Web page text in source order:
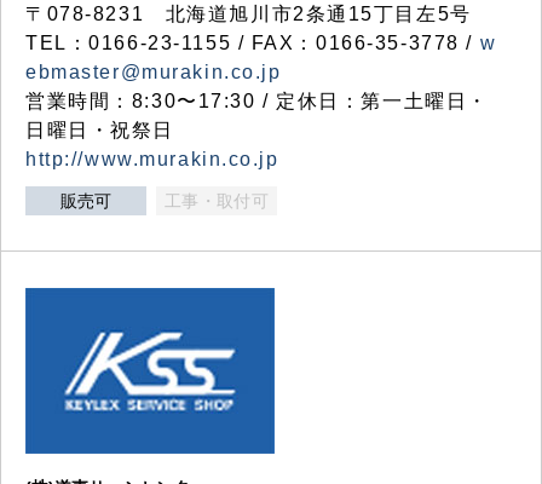
〒078-8231 北海道旭川市2条通15丁目左5号
TEL：0166-23-1155 / FAX：0166-35-3778 / w
ebmaster@murakin.co.jp
営業時間：8:30〜17:30 / 定休日：第一土曜日・
日曜日・祝祭日
http://www.murakin.co.jp
販売可 工事・取付可